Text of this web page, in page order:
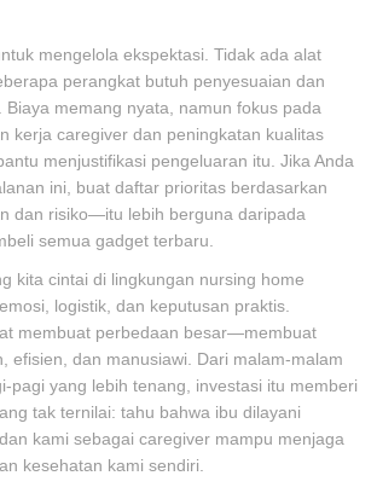
mengelola ekspektasi. Tidak ada alat
perangkat butuh penyesuaian dan
Biaya memang nyata, namun fokus pada
kerja caregiver dan peningkatan kualitas
menjustifikasi pengeluaran itu. Jika Anda
ini, buat daftar prioritas berdasarkan
dan risiko—itu lebih berguna daripada
semua gadget terbaru.
kita cintai di lingkungan nursing home
logistik, dan keputusan praktis.
membuat perbedaan besar—membuat
efisien, dan manusiawi. Dari malam-malam
pagi yang lebih tenang, investasi itu memberi
tak ternilai: tahu bahwa ibu dilayani
kami sebagai caregiver mampu menjaga
kesehatan kami sendiri.